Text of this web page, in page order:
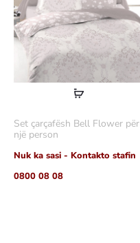
Lexoni
Set çarçafësh Bell Flower për
një person
Nuk ka sasi - Kontakto stafin
0800 08 08